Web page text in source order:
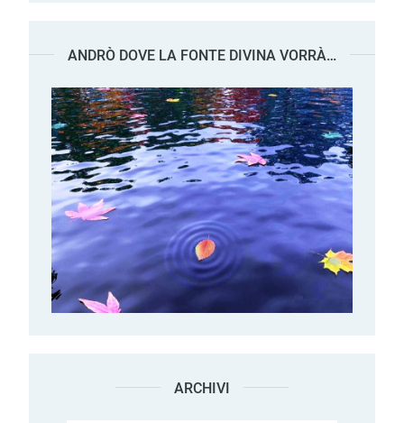
ANDRÒ DOVE LA FONTE DIVINA VORRÀ…
ARCHIVI Archivi